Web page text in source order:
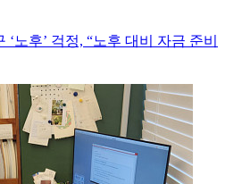
‘노후’ 걱정, “노후 대비 자금 준비